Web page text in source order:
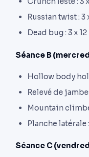
Russian twist : 3
Dead bug : 3 x
Séance B
Hollow body
Relevé de
Mountain
Planche latérale
Séance C